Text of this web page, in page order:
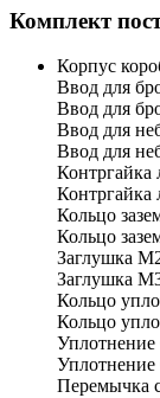
Комплект
Корпус
Ввод для
Ввод для
Ввод для
Ввод для
Контргайка
Контргайка
Кольцо
Кольцо
Заглушка
Заглушка
Кольцо
Кольцо
Уплотнение
Уплотнение
Перемычка